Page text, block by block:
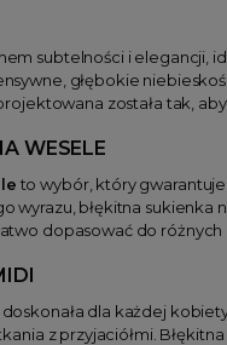
subtelności i elegancji,
głębokie
została tak,
WESELE
to wybór, który
błękitna sukienka
dopasować do
dla każdej
z przyjaciółmi.